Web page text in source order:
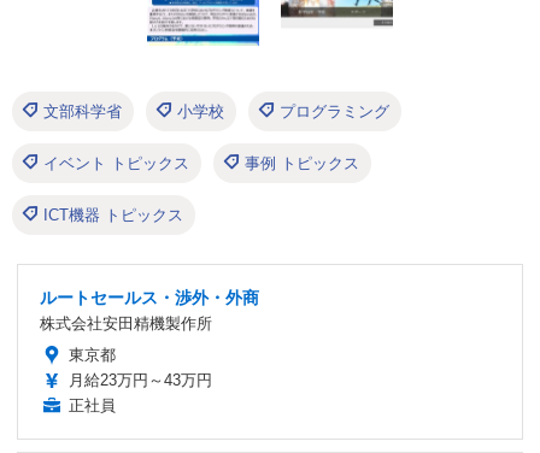
文部科学省 小学校 プログラミング
イベント トピックス 事例 トピックス
ICT機器 トピックス
ルートセールス・渉外・外商
株式会社安田精機製作所
東京都
月給23万円～43万円
正社員